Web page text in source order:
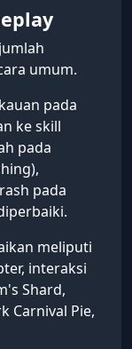
umum.
pada
ke skill
pada
pada
meliputi
interaksi
Shard,
Carnival Pie,